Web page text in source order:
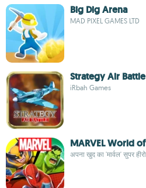
Big Dig Arena
MAD PIXEL GAMES LTD
Strategy Air Battle
iRbah Games
MARVEL World
अपना खुद का 'मार्वल' सुपर